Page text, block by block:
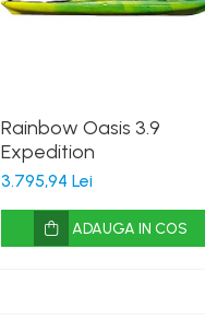
Rainbow Oasis 3.9
Expedition
3.795,94 Lei
ADAUGA IN COS